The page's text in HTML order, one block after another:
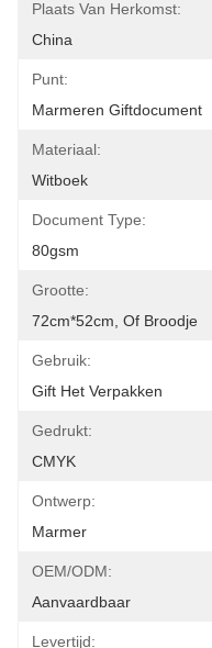
Plaats Van Herkomst:
China
Punt:
Marmeren Giftdocument
Materiaal:
Witboek
Document Type:
80gsm
Grootte:
72cm*52cm, Of Broodje
Gebruik:
Gift Het Verpakken
Gedrukt:
CMYK
Ontwerp:
Marmer
OEM/ODM:
Aanvaardbaar
Levertijd: